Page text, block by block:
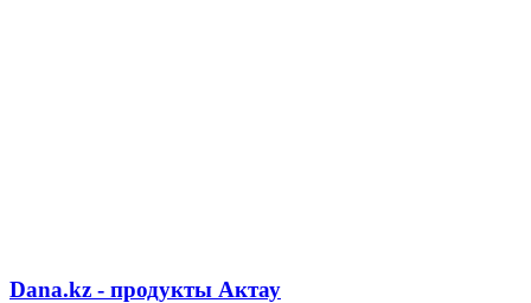
Dana.kz - продукты Актау